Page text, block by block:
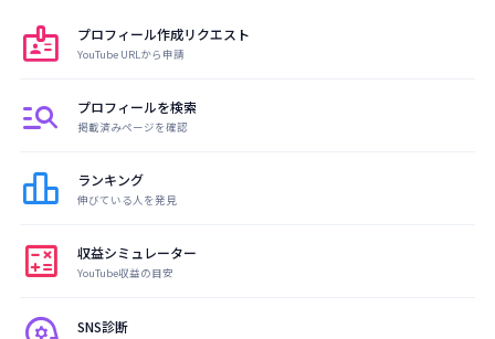
badge プロフィール作成リクエスト
YouTube URLから申請
manage_search プロフィールを検索
掲載済みページを確認
leaderboard ランキング
伸びている人を発見
calculate 収益シミュレーター
YouTube収益の目安
SNS診断